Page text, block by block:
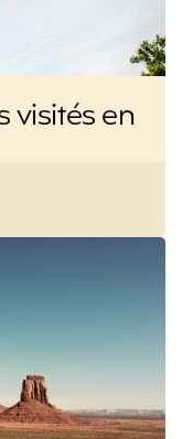
visités en